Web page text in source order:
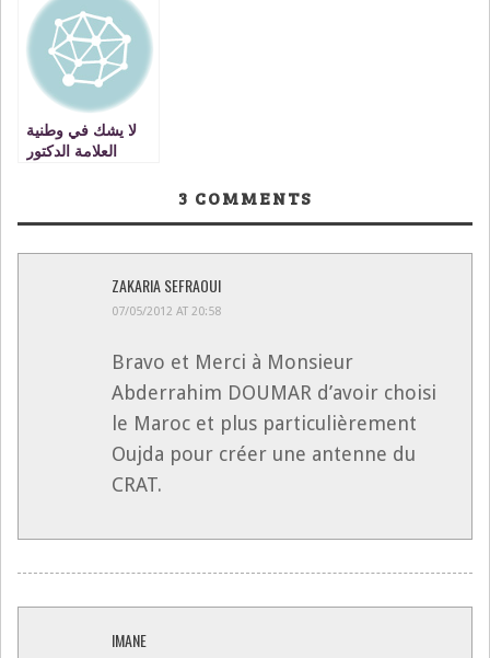
تقدمي متكامل
لمغرب الغد
لا يشك في وطنية
العلامة الدكتور
3 COMMENTS
ZAKARIA SEFRAOUI
07/05/2012 AT 20:58
Bravo et Merci à Monsieur
Abderrahim DOUMAR d’avoir choisi
le Maroc et plus particulièrement
Oujda pour créer une antenne du
CRAT.
IMANE